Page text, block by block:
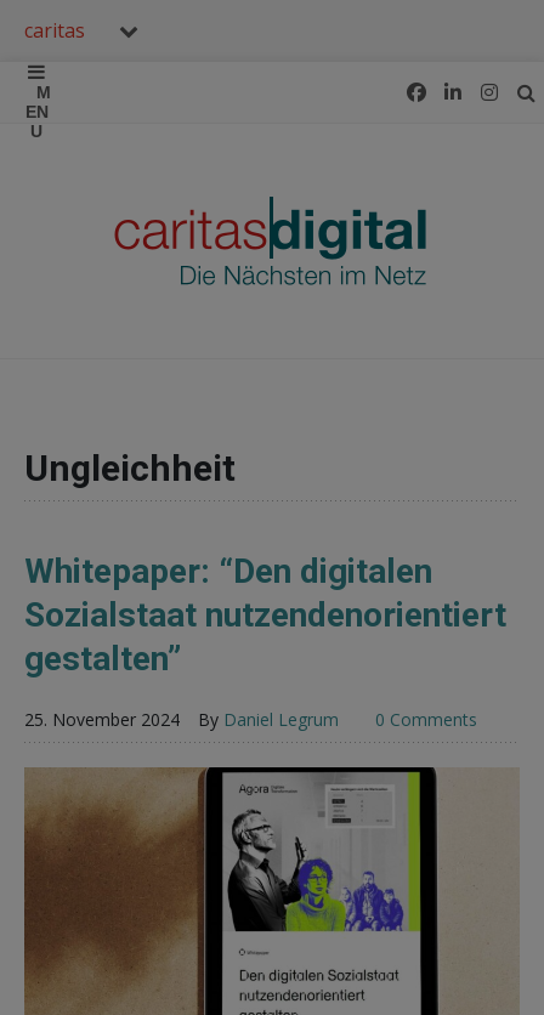
caritas
Ungleichheit
Whitepaper: “Den digitalen
Sozialstaat nutzendenorientiert
gestalten”
25. November 2024 By Daniel Legrum 0 Comments